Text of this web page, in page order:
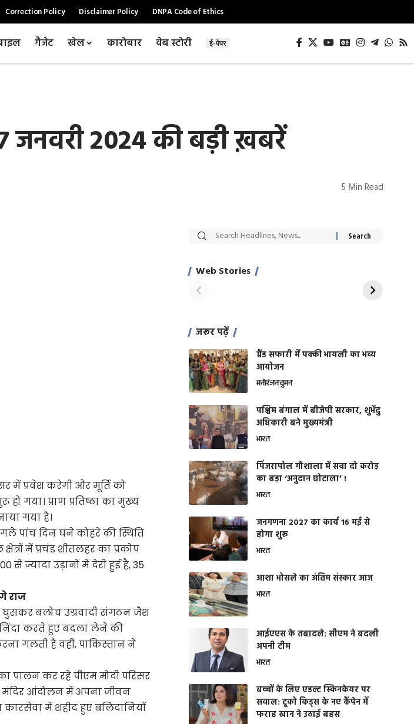
Correction Policy Disclaimer Policy DNPA Code of Ethics
गैजेट खेल कारोबार वेब स्टोरी ई-पेपर
2024 की बड़ी ख़बरें
5 Min Read
में प्रवेश करेगी और मूर्ति को
गया। प्राण प्रतिष्ठा का मुख्य
गया है।
पांच दिन घने कोहरे की स्थिति
में प्रचंड शीतलहर का प्रकोप
से ज्यादा उड़ानों में देरी हुई है, 35
राज
घुसकर बलोच उग्रवादी संगठन जैश
करते हुए बदला लेने की
गलती है वहीं, पाकिस्तान ने
पालन कर रहे पीएम मोदी परिसर
मंदिर आंदोलन में अपना जीवन
में शहीद हुए बलिदानियों
Web Stories
सट्टेबाजी में अरेस्ट हुए
साहिल खान
रोज एक कच्चे लहसुन
जरूर पढ़ें
ग्रैंड सफारी में पक्की भायली का भव्य
आयोजन
मनोरंजनवुमन
पश्चिम बंगाल में बीजेपी सरकार, शुभेंदु
अधिकारी बने मुख्यमंत्री
भारत
​पिंजरापोल गौशाला में सवा दो करोड़
का बड़ा ‘अनुदान घोटाला’ !
भारत
जनगणना 2027 का कार्य 16 मई से
होगा शुरू
भारत
आशा भोसले का अंतिम संस्कार आज
भारत
आईएएस के तबादले: सीएम ने बदली
अपनी टीम
भारत
बच्चों के लिए एडल्ट स्किनकेयर पर
सवाल: टूको किड्स के नए कैंपेन में
फराह खान ने उठाई बहस